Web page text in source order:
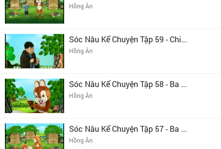
Hồng Ân
Sóc Nâu Kể Chuyện Tập 59 - Chi...
Hồng Ân
Sóc Nâu Kể Chuyện Tập 58 - Ba ...
Hồng Ân
Sóc Nâu Kể Chuyện Tập 57 - Ba ...
Hồng Ân